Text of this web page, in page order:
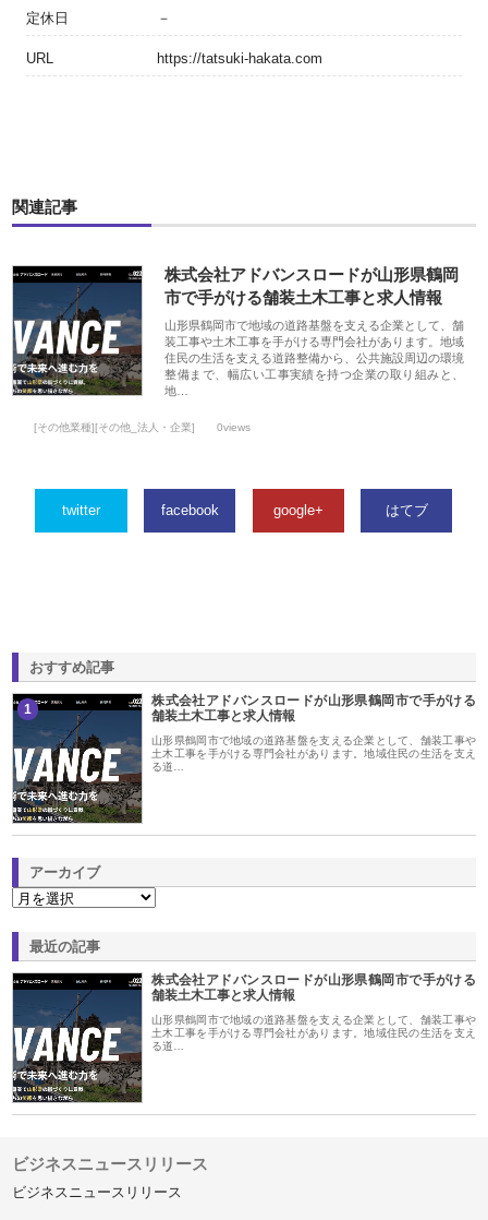
定休日 －
URL https://tatsuki-hakata.com
関連記事
株式会社アドバンスロードが山形県鶴岡
市で手がける舗装土木工事と求人情報
山形県鶴岡市で地域の道路基盤を支える企業として、舗
装工事や土木工事を手がける専門会社があります。地域
住民の生活を支える道路整備から、公共施設周辺の環境
整備まで、幅広い工事実績を持つ企業の取り組みと、
地…
[その他業種][その他_法人・企業] 0views
twitter facebook google+ はてブ
おすすめ記事
1
株式会社アドバンスロードが山形県鶴岡市で手がける
舗装土木工事と求人情報
山形県鶴岡市で地域の道路基盤を支える企業として、舗装工事や
土木工事を手がける専門会社があります。地域住民の生活を支え
る道…
アーカイブ
最近の記事
株式会社アドバンスロードが山形県鶴岡市で手がける
舗装土木工事と求人情報
山形県鶴岡市で地域の道路基盤を支える企業として、舗装工事や
土木工事を手がける専門会社があります。地域住民の生活を支え
る道…
ビジネスニュースリリース
ビジネスニュースリリース